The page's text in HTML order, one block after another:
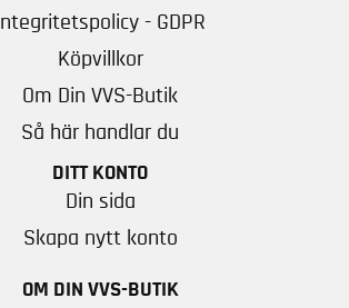
Integritetspolicy - GDPR
Köpvillkor
Om Din VVS-Butik
Så här handlar du
DITT KONTO
Din sida
Skapa nytt konto
OM DIN VVS-BUTIK